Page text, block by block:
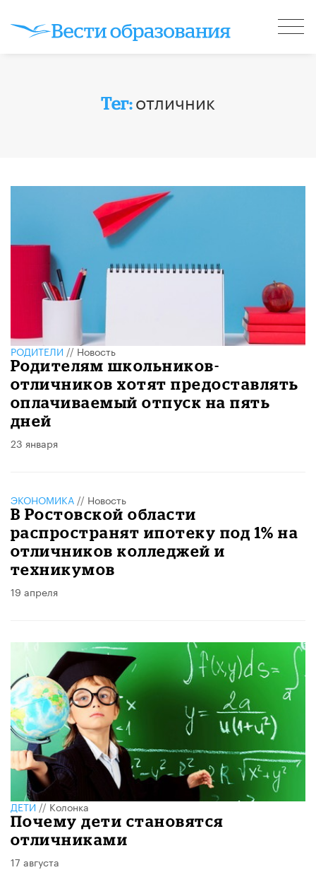
Тег:отличник
РОДИТЕЛИ//Новость
Родителям школьников-
отличников хотят предоставлять
оплачиваемый отпуск на пять
дней
23 января
ЭКОНОМИКА // Новость
В Ростовской области
распространят ипотеку под 1% на
отличников колледжей и
техникумов
19 апреля
ДЕТИ//Колонка
Почему дети становятся
отличниками
17 августа